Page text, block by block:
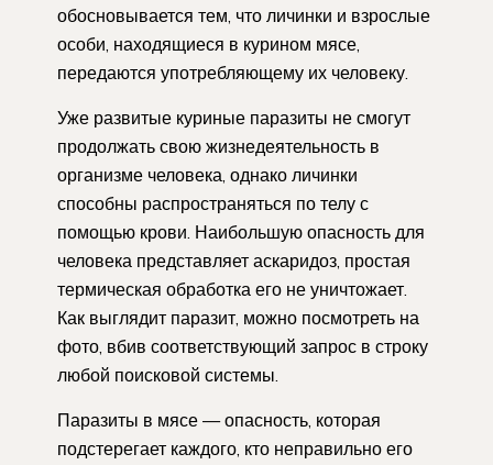
обосновывается тем, что личинки и взрослые
особи, находящиеся в курином мясе,
передаются употребляющему их человеку.
Уже развитые куриные паразиты не смогут
продолжать свою жизнедеятельность в
организме человека, однако личинки
способны распространяться по телу с
помощью крови. Наибольшую опасность для
человека представляет аскаридоз, простая
термическая обработка его не уничтожает.
Как выглядит паразит, можно посмотреть на
фото, вбив соответствующий запрос в строку
любой поисковой системы.
Паразиты в мясе — опасность, которая
подстерегает каждого, кто неправильно его